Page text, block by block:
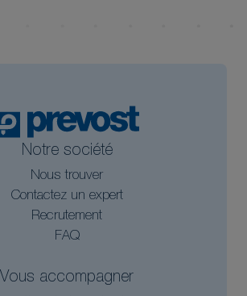
Notre société
Nous trouver
Contactez un expert
Recrutement
FAQ
Vous accompagner